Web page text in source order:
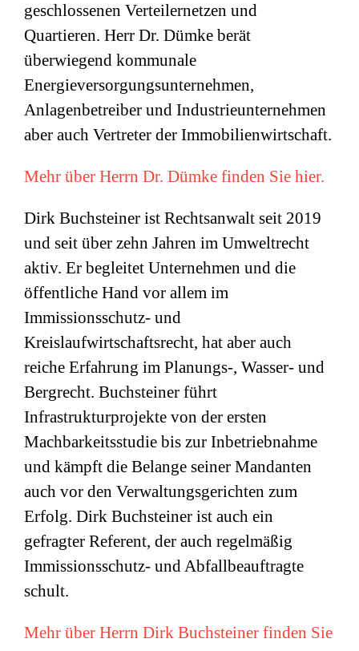
geschlossenen Verteilernetzen und
Quartieren. Herr Dr. Dümke berät
überwiegend kommunale
Energieversorgungsunternehmen,
Anlagenbetreiber und Industrieunternehmen
aber auch Vertreter der Immobilienwirtschaft.
Mehr über Herrn Dr. Dümke finden Sie hier.
Dirk Buchsteiner ist Rechtsanwalt seit 2019
und seit über zehn Jahren im Umweltrecht
aktiv. Er begleitet Unternehmen und die
öffentliche Hand vor allem im
Immissionsschutz- und
Kreislaufwirtschaftsrecht, hat aber auch
reiche Erfahrung im Planungs-, Wasser- und
Bergrecht. Buchsteiner führt
Infrastrukturprojekte von der ersten
Machbarkeitsstudie bis zur Inbetriebnahme
und kämpft die Belange seiner Mandanten
auch vor den Verwaltungsgerichten zum
Erfolg. Dirk Buchsteiner ist auch ein
gefragter Referent, der auch regelmäßig
Immissionsschutz- und Abfallbeauftragte
schult.
Mehr über Herrn Dirk Buchsteiner finden Sie